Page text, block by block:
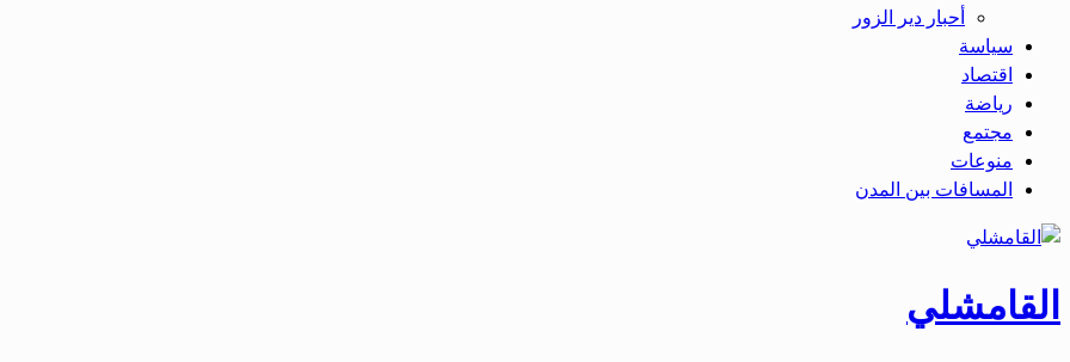
أحبار دير الزور
سياسة
اقتصاد
رياضة
مجتمع
منوعات
المسافات بين المدن
القامشلي